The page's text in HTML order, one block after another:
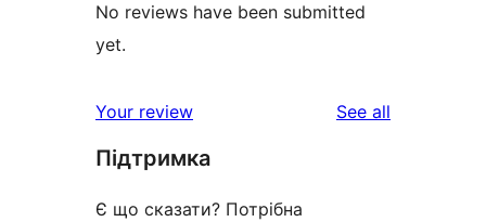
No reviews have been submitted
yet.
Your review See all
Підтримка
Є що сказати? Потрібна